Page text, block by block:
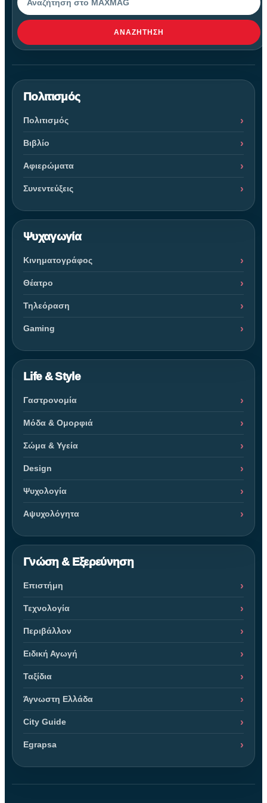
ΑΝΑΖΉΤΗΣΗ
Πολιτισμός
Πολιτισμός
Βιβλίο
Αφιερώματα
Συνεντεύξεις
Ψυχαγωγία
Κινηματογράφος
Θέατρο
Τηλεόραση
Gaming
Life & Style
Γαστρονομία
Μόδα & Ομορφιά
Σώμα & Υγεία
Design
Ψυχολογία
Αψυχολόγητα
Γνώση & Εξερεύνηση
Επιστήμη
Τεχνολογία
Περιβάλλον
Ειδική Αγωγή
Ταξίδια
Άγνωστη Ελλάδα
City Guide
Egrapsa